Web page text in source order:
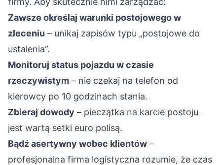
Zawsze określaj warunki postojowego w
zleceniu – unikaj zapisów typu „postojowe do
ustalenia”.
Monitoruj status pojazdu w czasie
rzeczywistym – nie czekaj na telefon od
kierowcy po 10 godzinach stania.
Zbieraj dowody – pieczątka na karcie postoju
jest wartą setki euro polisą.
Bądź asertywny wobec klientów –
profesjonalna firma logistyczna rozumie, że czas